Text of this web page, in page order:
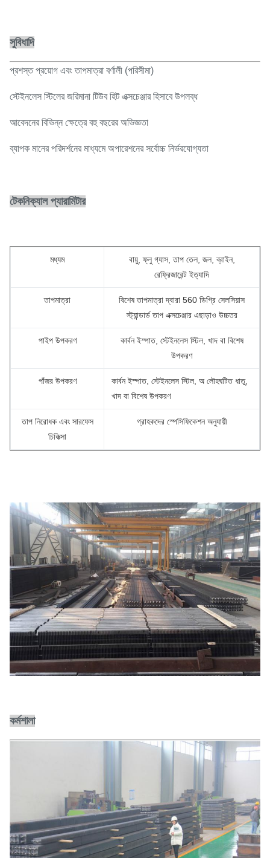
সুবিধাদি
প্রশস্ত প্রয়োগ এবং তাপমাত্রা বর্ণালী (পরিসীমা)
স্টেইনলেস স্টিলের জরিমানা টিউব হিট এক্সচেঞ্জার হিসাবে উপলব্ধ
আবেদনের বিভিন্ন ক্ষেত্রে বহু বছরের অভিজ্ঞতা
ব্যাপক মানের পরিদর্শনের মাধ্যমে অপারেশনের সর্বোচ্চ নির্ভরযোগ্যতা
টেকনিক্যাল প্যারামিটার
মধ্যম
বায়ু, ফ্লু গ্যাস, তাপ তেল, জল, ব্রাইন,
রেফ্রিজারেন্ট ইত্যাদি
তাপমাত্রা
বিশেষ তাপমাত্রা দ্বারা 560 ডিগ্রি সেলসিয়াস
স্ট্যান্ডার্ড তাপ এক্সচেঞ্জার এছাড়াও উচ্চতর
পাইপ উপকরণ
কার্বন ইস্পাত, স্টেইনলেস স্টিল, খাদ বা বিশেষ
উপকরণ
পাঁজর উপকরণ
কার্বন ইস্পাত, স্টেইনলেস স্টিল, অ লৌহঘটিত ধাতু,
খাদ বা বিশেষ উপকরণ
তাপ নিরোধক এবং সারফেস
চিকিত্সা
গ্রাহকদের স্পেসিফিকেশন অনুযায়ী
কর্মশালা